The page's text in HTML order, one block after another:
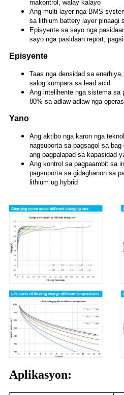
makontrol, walay kalayo
Ang multi-layer nga BMS
sa lithium battery layer pinaagi
Episyente sa sayo nga
sayo nga pasidaan report,
Episyente
Taas nga densidad sa
salog kumpara sa lead acid
Ang intelihente nga sistema sa
80% sa adlaw-adlaw nga
Yano
Ang aktibo nga karon nga
nagsuporta sa pagsagol sa
ang pagpalapad sa kapasidad
Ang kontrol sa pagpaambit sa
pagsuporta sa gidaghanon sa
lithium ug hybrid
Aplikasyon: